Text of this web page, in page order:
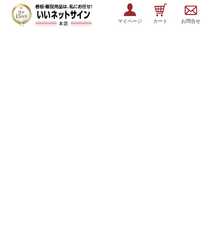
マイページ カート お問合せ